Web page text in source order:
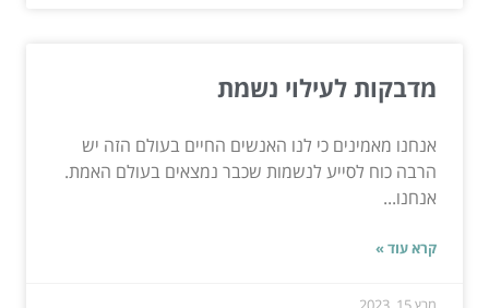
מדבקות לעילוי נשמת
אנחנו מאמינים כי לנו האנשים החיים בעולם הזה יש
הרבה כוח לסייע לנשמות שכבר נמצאים בעולם האמת.
אנחנו...
קרא עוד »